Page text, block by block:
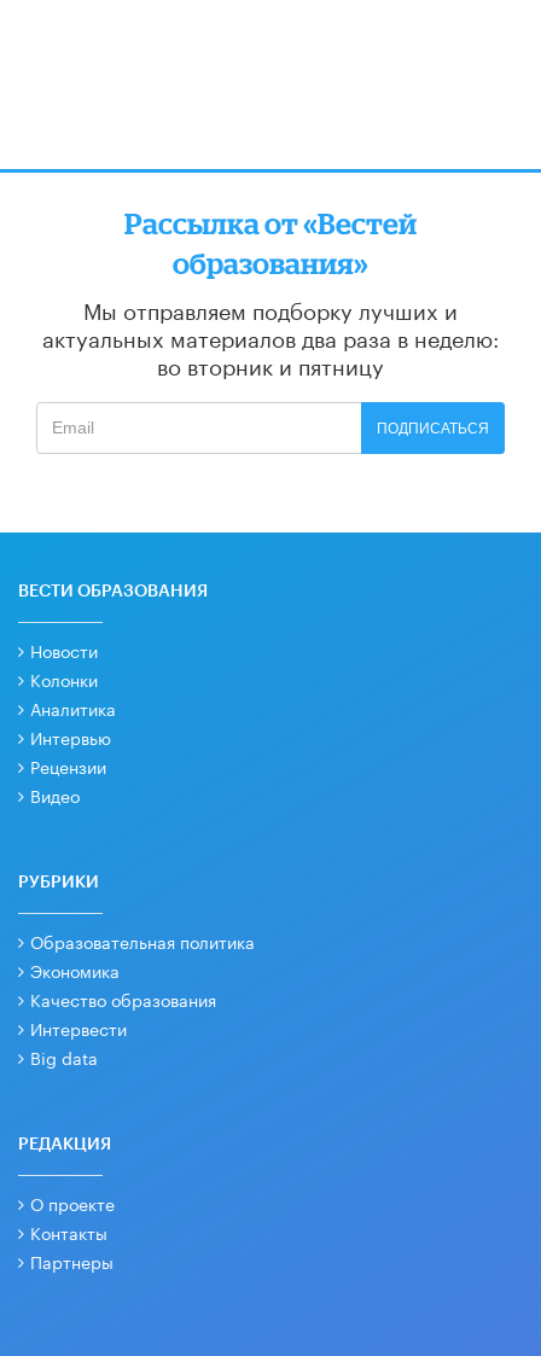
Рассылка от «Вестей
образования»
Мы отправляем подборку лучших и
актуальных материалов два раза в неделю:
во вторник и пятницу
ПОДПИСАТЬСЯ
ВЕСТИ ОБРАЗОВАНИЯ
Новости
Колонки
Аналитика
Интервью
Рецензии
Видео
РУБРИКИ
Образовательная политика
Экономика
Качество образования
Интервести
Big data
РЕДАКЦИЯ
О проекте
Контакты
Партнеры